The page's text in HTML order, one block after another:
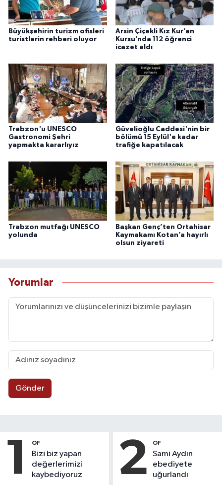
Büyükşehirin turizm ofisleri
turistlerin rehberi oluyor
Arsin Çiçekli Kız Kur’an
Kursu’nda 112 öğrenci
icazet aldı
Trabzon'u UNESCO
Gastronomi Şehri
yapmakta kararlıyız
Güvelioğlu Caddesi'nin bir
bölümü 15 Eylül'e kadar
trafiğe kapatılacak
Trabzon mutfağı UNESCO
yolunda
Başkan Genç’ten Ortahisar
Kaymakamı Kotan’a hayırlı
olsun ziyareti
Yorumlar
Gönder
1 OF
Bizi biz yapan
değerlerimizi
kaybediyoruz
2 OF
Sami Aydın
ebediyete
uğurlandı